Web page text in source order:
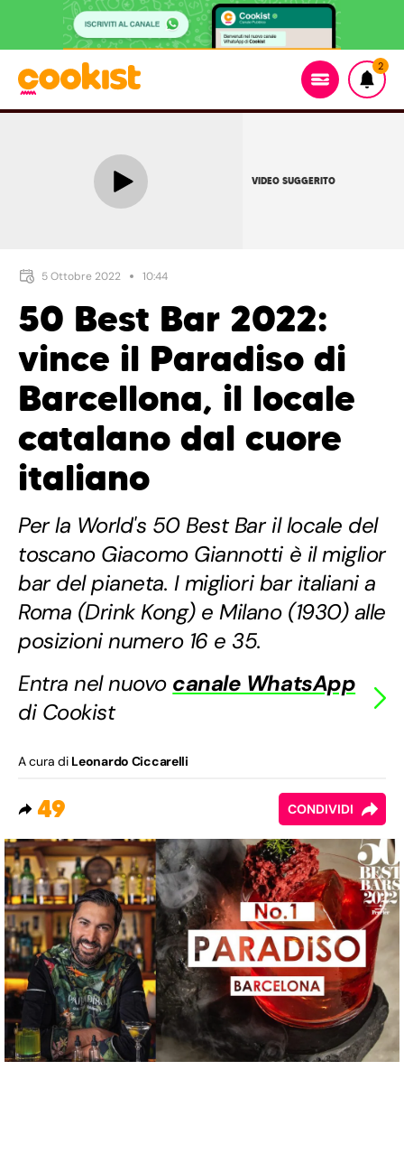
2
VIDEO SUGGERITO
5 Ottobre 2022 10:44
50 Best Bar 2022:
vince il Paradiso di
Barcellona, il locale
catalano dal cuore
italiano
Per la World's 50 Best Bar il locale del
toscano Giacomo Giannotti è il miglior
bar del pianeta. I migliori bar italiani a
Roma (Drink Kong) e Milano (1930) alle
posizioni numero 16 e 35.
Entra nel nuovo canale WhatsApp
di Cookist
A cura di Leonardo Ciccarelli
49 CONDIVIDI